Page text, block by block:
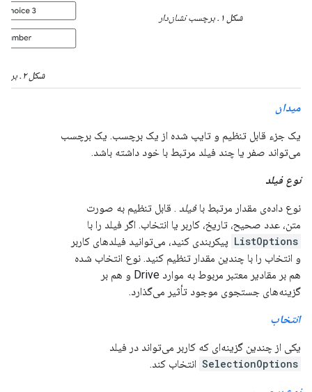
شکل ۱. برچسب نشان‌دار
شکل ۲.
میدان
یک جزء قابل تنظیم و تایپ شده از یک برچسب. یک برچسب
می‌تواند صفر یا چند فیلد مرتبط با خود داشته باشد.
نوع فیلد
نوع داده‌ی مقدار مرتبط بافیلد . قابل تنظیم به صورت
متن، عدد صحیح، تاریخ، کاربر یا انتخاب. اگر فیلد را با
ListOptions پیکربندی کنید، می‌توانید فیلدهای کاربر
و انتخاب را با چندین مقدار تنظیم کنید. نوع انتخاب شده
هم بر مقادیر معتبر مربوط به موارد Drive و هم بر
گزینه‌های جستجوی موجود تأثیر می‌گذارد.
انتخاب
یکی از چندین گزینه‌ای که کاربر می‌تواند در فیلد
SelectionOptions انتخاب کند.